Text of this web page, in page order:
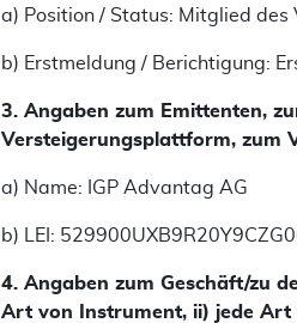
a) Position / Status: Mitglied des
b) Erstmeldung / Berichtigung:
3. Angaben zum Emittenten,
Versteigerungsplattform, zum
a) Name: IGP Advantag AG
b) LEI:
4. Angaben zum Geschäft/zu
Art von Instrument, ii) jede Art